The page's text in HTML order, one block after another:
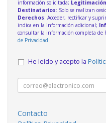
información solicitada; Legitimación
Destinatarios: Solo se realizan
Derechos: Acceder, rectificar y
indica en la información adicional;
consultar la información completa de
de Privacidad.
He leído y acepto la
Contacto